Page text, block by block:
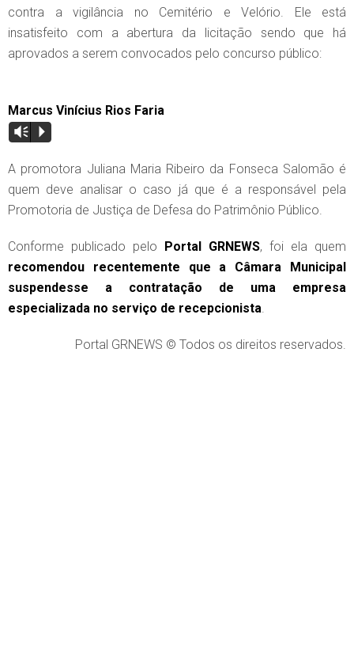
contra a vigilância no Cemitério e Velório. Ele está
insatisfeito com a abertura da licitação sendo que há
aprovados a serem convocados pelo concurso público:
Marcus Vinícius Rios Faria
Vm P
A promotora Juliana Maria Ribeiro da Fonseca Salomão é
quem deve analisar o caso já que é a responsável pela
Promotoria de Justiça de Defesa do Patrimônio Público.
Conforme publicado pelo Portal GRNEWS, foi ela quem
recomendou recentemente que a Câmara Municipal
suspendesse a contratação de uma empresa
especializada no serviço de recepcionista
Portal GRNEWS © Todos os direitos reservados.